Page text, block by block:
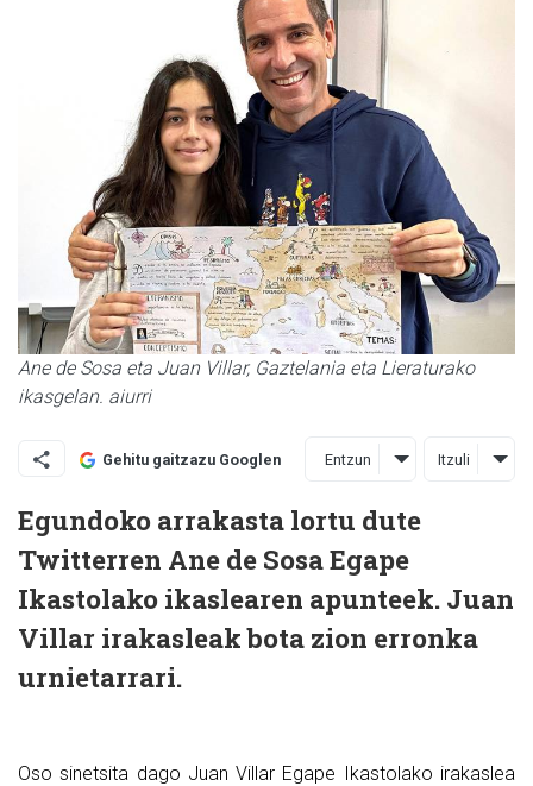
Ane de Sosa eta Juan Villar, Gaztelania eta Lieraturako
ikasgelan. aiurri
Gehitu gaitzazu Googlen Entzun Itzuli
Egundoko arrakasta lortu dute
Twitterren Ane de Sosa Egape
Ikastolako ikaslearen apunteek. Juan
Villar irakasleak bota zion erronka
urnietarrari.
Oso sinetsita dago Juan Villar Egape Ikastolako irakaslea